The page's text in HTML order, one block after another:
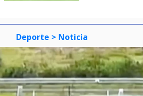
Deporte > Noticia